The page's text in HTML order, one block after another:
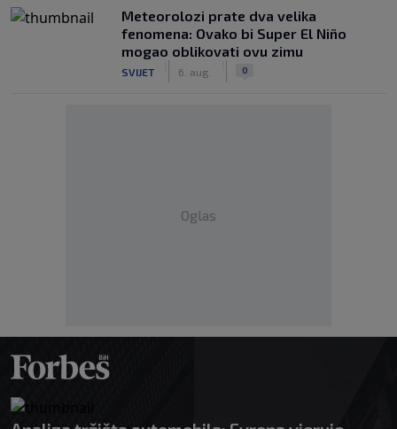
Meteorolozi prate dva velika
fenomena: Ovako bi Super El Niño
mogao oblikovati ovu zimu
SVIJET 6. aug. 0
Oglas